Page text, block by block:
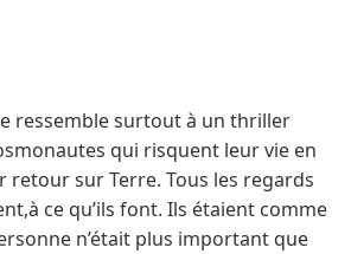
ressemble surtout à un thriller
qui risquent leur vie en
retour sur Terre. Tous les regards
ce qu’ils font. Ils étaient comme
n’était plus important que